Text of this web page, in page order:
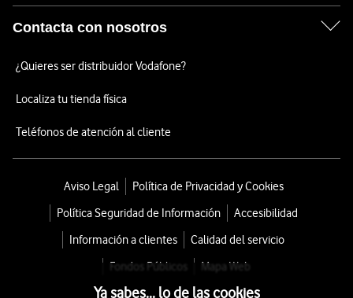
Contacta con nosotros
¿Quieres ser distribuidor Vodafone?
Localiza tu tienda física
Teléfonos de atención al cliente
Aviso Legal
Política de Privacidad y Cookies
Política Seguridad de Información
Accesibilidad
Información a clientes
Calidad del servicio
Fondos Públicos
Mapa Web
Ya sabes... lo de las cookies